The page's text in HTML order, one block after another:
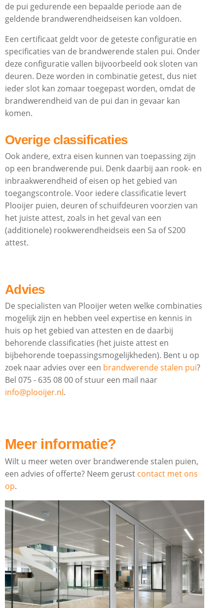
de pui gedurende een bepaalde periode aan de
geldende brandwerendheidseisen kan voldoen.
Een certificaat geldt voor de geteste configuratie en
specificaties van de brandwerende stalen pui. Onder
deze configuratie vallen bijvoorbeeld ook sloten van
deuren. Deze worden in combinatie getest, dus niet
ieder slot kan zomaar toegepast worden, omdat de
brandwerendheid van de pui dan in gevaar kan
komen.
Overige classificaties
Ook andere, extra eisen kunnen van toepassing zijn
op een brandwerende pui. Denk daarbij aan rook- en
inbraakwerendheid of eisen op het gebied van
toegangscontrole. Voor iedere classificatie levert
Plooijer puien, deuren of schuifdeuren voorzien van
het juiste attest, zoals in het geval van een
(additionele) rookwerendheidseis een Sa of S200
attest.
Advies
De specialisten van Plooijer weten welke combinaties
mogelijk zijn en hebben veel expertise en kennis in
huis op het gebied van attesten en de daarbij
behorende classificaties (het juiste attest en
bijbehorende toepassingsmogelijkheden). Bent u op
zoek naar advies over een brandwerende stalen pui?
Bel 075 - 635 08 00 of stuur een mail naar
info@plooijer.nl.
Meer informatie?
Wilt u meer weten over brandwerende stalen puien,
een advies of offerte? Neem gerust contact met ons
op.